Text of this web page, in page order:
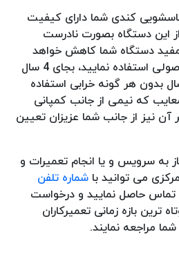
کندی شما دارای کیفیت
این دستگاه بصورت نادرست
مفید دستگاه شما کاهش خواهد
یافت و اگر از آن بصورت اصولی استفاده نمایید، بجای 4 سال
از آن برای 10 سال بدون هر گونه خرابی استفاده
که نیمی از جانب کمپانی
نیز از جانب شما عزیزان تعیین
به سرویس و یا انجام تعمیرات و
می توانید با شماره تلفن
تماس حاصل نمایید و درخواست
ترین بازه زمانی تعمیرکاران
مراجعه نمایند.